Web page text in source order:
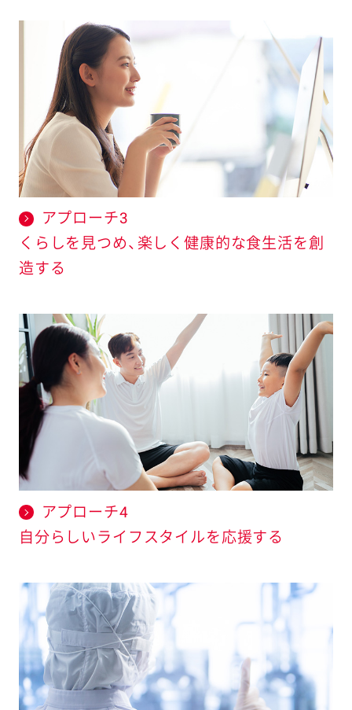
アプローチ3
くらしを見つめ、楽しく健康的な食生活を創
造する
アプローチ4
自分らしいライフスタイルを応援する